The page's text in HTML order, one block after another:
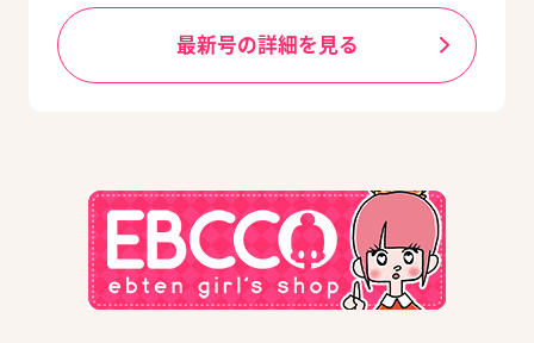
最新号の詳細を見る